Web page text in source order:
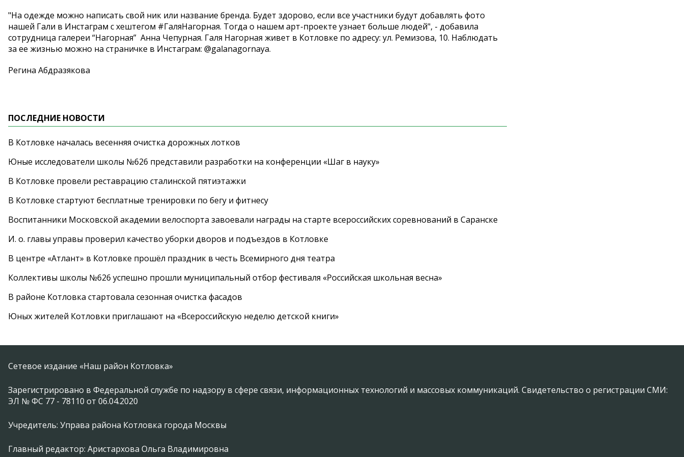
"На одежде можно написать свой ник или название бренда. Будет здорово, если все участники будут добавлять фото
нашей Гали в Инстаграм с хештегом #ГаляНагорная. Тогда о нашем арт-проекте узнает больше людей", - добавила
сотрудница галереи “Нагорная” Анна Чепурная. Галя Нагорная живет в Котловке по адресу: ул. Ремизова, 10. Наблюдать
за ее жизнью можно на страничке в Инстаграм: @galanagornaya.
Регина Абдразякова
ПОСЛЕДНИЕ НОВОСТИ
В Котловке началась весенняя очистка дорожных лотков
Юные исследователи школы №626 представили разработки на конференции «Шаг в науку»
В Котловке провели реставрацию сталинской пятиэтажки
В Котловке стартуют бесплатные тренировки по бегу и фитнесу
Воспитанники Московской академии велоспорта завоевали награды на старте всероссийских соревнований в Саранске
И. о. главы управы проверил качество уборки дворов и подъездов в Котловке
В центре «Атлант» в Котловке прошёл праздник в честь Всемирного дня театра
Коллективы школы №626 успешно прошли муниципальный отбор фестиваля «Российская школьная весна»
В районе Котловка стартовала сезонная очистка фасадов
Юных жителей Котловки приглашают на «Всероссийскую неделю детской книги»
Сетевое издание «Наш район Котловка»
Зарегистрировано в Федеральной службе по надзору в сфере связи, информационных технологий и массовых коммуникаций. Свидетельство о регистрации СМИ:
ЭЛ № ФС 77 - 78110 от 06.04.2020
Учредитель: Управа района Котловка города Москвы
Главный редактор: Аристархова Ольга Владимировна